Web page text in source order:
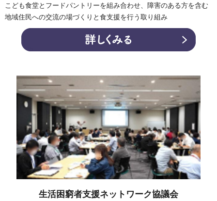
こども食堂とフードパントリーを組み合わせ、障害のある方を含む
地域住民への交流の場づくりと食支援を行う取り組み
生活困窮者支援ネットワーク協議会